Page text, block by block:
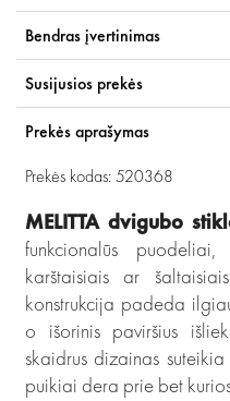
Bendras įvertinimas
Susijusios prekės
Prekės aprašymas
Prekės kodas: 520368
MELITTA dvigubo
funkcionalūs
karštaisiais ar
konstrukcija padeda
o išorinis paviršius
skaidrus dizainas
puikiai dera prie bet